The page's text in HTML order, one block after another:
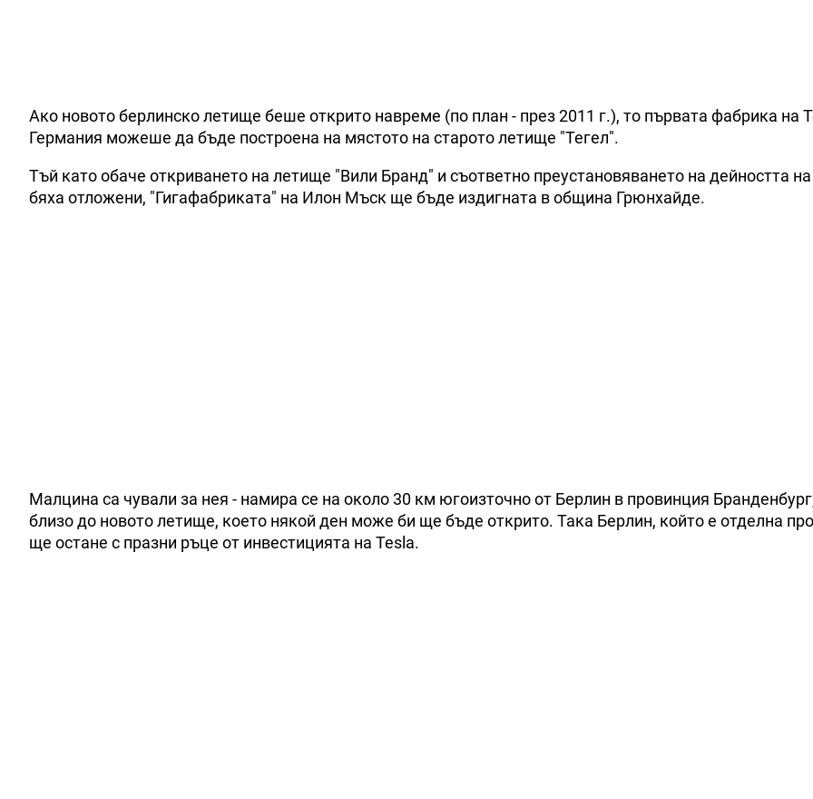
Ако новото берлинско летище беше открито навреме (по план - през 2011 г.), то първата фабрика на
Германия можеше да бъде построена на мястото на старото летище "Тегел".
Тъй като обаче откриването на летище "Вили Бранд" и съответно преустановяването на дейността на
бяха отложени, "Гигафабриката" на Илон Мъск ще бъде издигната в община Грюнхайде.
Малцина са чували за нея - намира се на около 30 км югоизточно от Берлин в провинция
близо до новото летище, което някой ден може би ще бъде открито. Така Берлин, който е отделна
ще остане с празни ръце от инвестицията на Tesla.